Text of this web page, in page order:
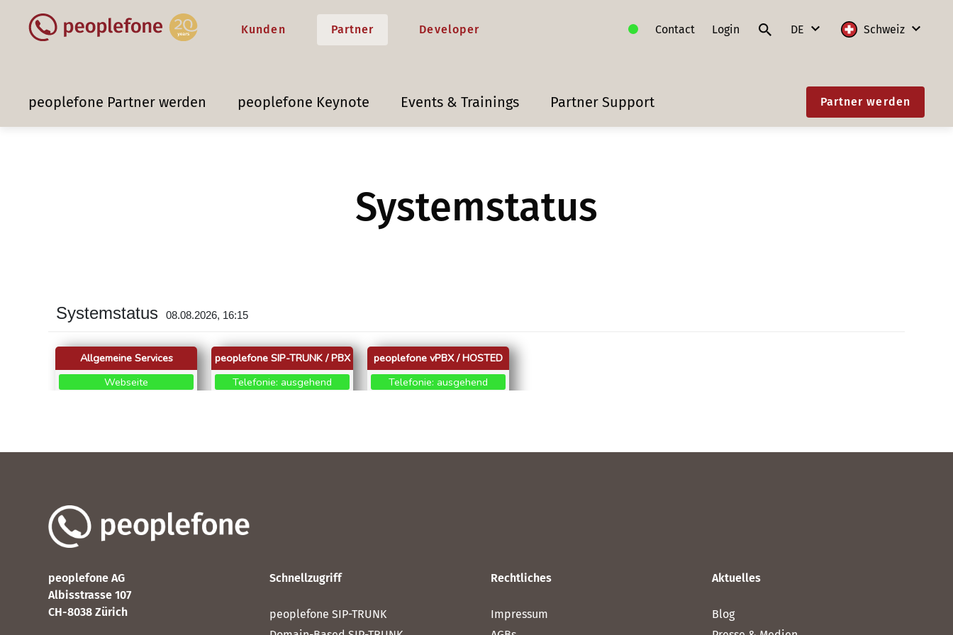
Kunden Partner Developer Contact Login DE Schweiz
Deutschland
peoplefone Partner werden peoplefone Keynote Events & Trainings Partner Support Partner werden
Systemstatus
peoplefone AG
Albisstrasse 107
CH-8038 Zürich
Schnellzugriff
peoplefone SIP-TRUNK
Rechtliches
Impressum
Aktuelles
Blog